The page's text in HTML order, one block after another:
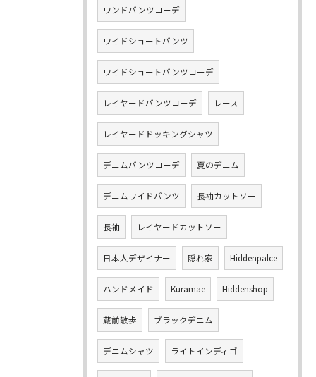
ワンドパンツコーデ
ワイドショートパンツ
ワイドショートパンツコーデ
レイヤードパンツコーデ レース
レイヤードドッキングシャツ
デニムパンツコーデ 夏のデニム
デニムワイドパンツ 長袖カットソー
長袖 レイヤードカットソー
日本人デザイナー 隠れ家 Hiddenpalce
ハンドメイド Kuramae Hiddenshop
蔵前散歩 ブラックデニム
デニムシャツ ライトインディゴ